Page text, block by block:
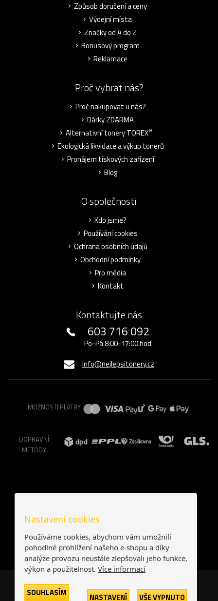
Způsob doručení a ceny
Výdejní místa
Značky od A do Z
Bonusový program
Reklamace
Proč vybrat nás?
Proč nakupovat u nás?
Dárky ZDARMA
Alternativní tonery TOREX®
Ekologická likvidace a výkup tonerů
Pronájem tiskových zařízení
Blog
O společnosti
Kdo jsme?
Používání cookies
Ochrana osobních údajů
Obchodní podmínky
Pro média
Kontakt
Kontaktujte nás
603 716 092
Po-Pá 8:00-17:00 hod.
info@nejlepsitonery.cz
MOŽNOSTI PLATBY
DOPRAVNÍ
METODY
Česká republika Slovensko
Nastavení cookies
Používáme cookies, abychom vám umožnili
pohodlné prohlížení našeho e-shopu a díky
analýze provozu neustále zlepšovali jeho funkce,
výkon a použitelnost. Více informací
SOUHLASÍM NASTAVENÍ VŠE VYPNUTO